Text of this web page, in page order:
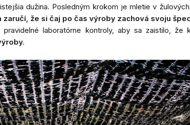
dužina. Posledným krokom je mletie v
zaručí, že si čaj po čas výroby zachová svoju
laboratórne kontroly, aby sa zaistilo,